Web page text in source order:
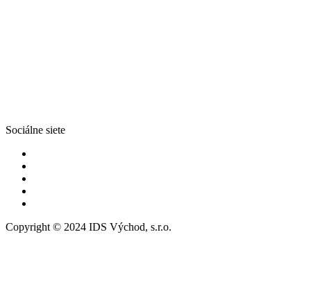
Sociálne siete
Copyright © 2024 IDS Východ, s.r.o.